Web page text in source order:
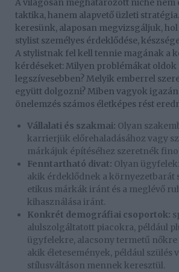
A világosan meghatározott niche nem
taktika, hanem alapvető üzleti
keresünk, alaposan megvizsgáljuk,
stylist személyes érdeklődése,
A stylistnak fel kell tennie magának a
kérdéseket: Milyen problémákat oldok
legszívesebben? Melyik emberrel
együtt dolgozni? Miben vagyok igazán
önelemzés számos életképes rést
Vállalati és szakmai: Olyan
karrierjük előrehaladásához vagy
márkájuk építéséhez szeretnék
Fenntartható divat: Olyan
akik érdeklődnek a környezetbarát
etikus márkák iránt és a meglévő
kihasználása iránt.
Konkrét demográfiai csoportok:
alulszolgáltatott piacokra, például
ügyfelekre, alacsony termetű
akik életesemények, például szülés
stílusváltáson mennek keresztül.